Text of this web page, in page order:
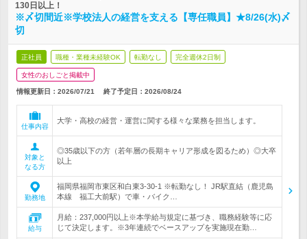
130日以上！
※〆切間近※学校法人の経営を支える【専任職員】★8/26(水)〆
切
正社員 職種・業種未経験OK 転勤なし 完全週休2日制
女性のおしごと掲載中
情報更新日：2026/07/21 終了予定日： 2026/08/24
仕事内容
大学・高校の経営・運営に関する様々な業務を担当します。
対象と
なる方
◎35歳以下の方（若年層の長期キャリア形成を図るため）◎大卒
以上
勤務地
福岡県福岡市東区和白東3-30-1 ※転勤なし！ JR駅直結（鹿児島
本線 福工大前駅）で車・バイク…
給与
月給：237,000円以上※本学給与規定に基づき、職務経験等に応
じて決定します。※3年連続でベースアップを実施現在勤…